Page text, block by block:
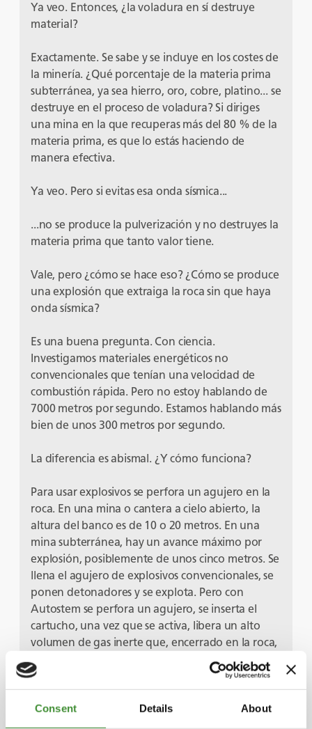
Consent Details About
Ya veo. Entonces, ¿la voladura en sí destruye
material?
Exactamente. Se sabe y se incluye en los costes de
la minería. ¿Qué porcentaje de la materia prima
subterránea, ya sea hierro, oro, cobre, platino... se
destruye en el proceso de voladura? Si diriges
una mina en la que recuperas más del 80 % de la
materia prima, es que lo estás haciendo de
manera efectiva.
Ya veo. Pero si evitas esa onda sísmica...
...no se produce la pulverización y no destruyes la
materia prima que tanto valor tiene.
Vale, pero ¿cómo se hace eso? ¿Cómo se produce
una explosión que extraiga la roca sin que haya
onda sísmica?
Es una buena pregunta. Con ciencia.
Investigamos materiales energéticos no
convencionales que tenían una velocidad de
combustión rápida. Pero no estoy hablando de
7000 metros por segundo. Estamos hablando más
bien de unos 300 metros por segundo.
La diferencia es abismal. ¿Y cómo funciona?
Para usar explosivos se perfora un agujero en la
roca. En una mina o cantera a cielo abierto, la
altura del banco es de 10 o 20 metros. En una
mina subterránea, hay un avance máximo por
explosión, posiblemente de unos cinco metros. Se
llena el agujero de explosivos convencionales, se
ponen detonadores y se explota. Pero con
Autostem se perfora un agujero, se inserta el
cartucho, una vez que se activa, libera un alto
volumen de gas inerte que, encerrado en la roca,
crea la alta presión necesaria para romper la roca.
Además, los convencionales requieren que un
artificiero cierre el agujero con arena o grava
antes de iniciar la voladura para limitar la
explosión. El cartucho Autostem realiza esa